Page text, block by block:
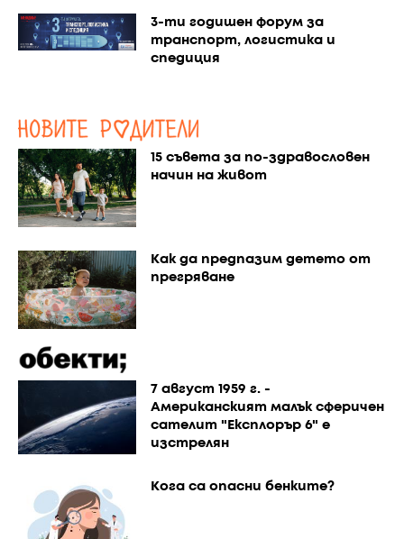
3-ти годишен форум за
транспорт, логистика и
спедиция
15 съвета за по-здравословен
начин на живот
Как да предпазим детето от
прегряване
7 август 1959 г. -
Американският малък сферичен
сателит "Експлорър 6" е
изстрелян
Кога са опасни бенките?